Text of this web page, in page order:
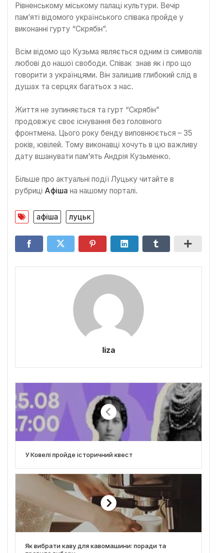
Рівненському міському палаці культури. Вечір
пам’яті відомого українського співака пройде у
виконанні гурту “Скрябін”.
Всім відомо що Кузьма являється одним із символів
любові до нашої свободи. Співак знав як і про що
говорити з українцями. Він залишив глибокий слід в
душах та серцях багатьох з нас.
Життя не зупиняється та гурт “Скрябін”
продовжує своє існування без головного
фронтмена. Цього року бенду виповнюється – 35
років, ювілей. Тому виконавці хочуть в цю важливу
дату вшанувати пам’ять Андрія Кузьменко.
Більше про актуальні події Луцьку читайте в
рубриці Афіша на нашому порталі.
афіша луцьк
liza
У Ковелі пройде історичний квест
Як вибрати каву для кавомашини: поради та